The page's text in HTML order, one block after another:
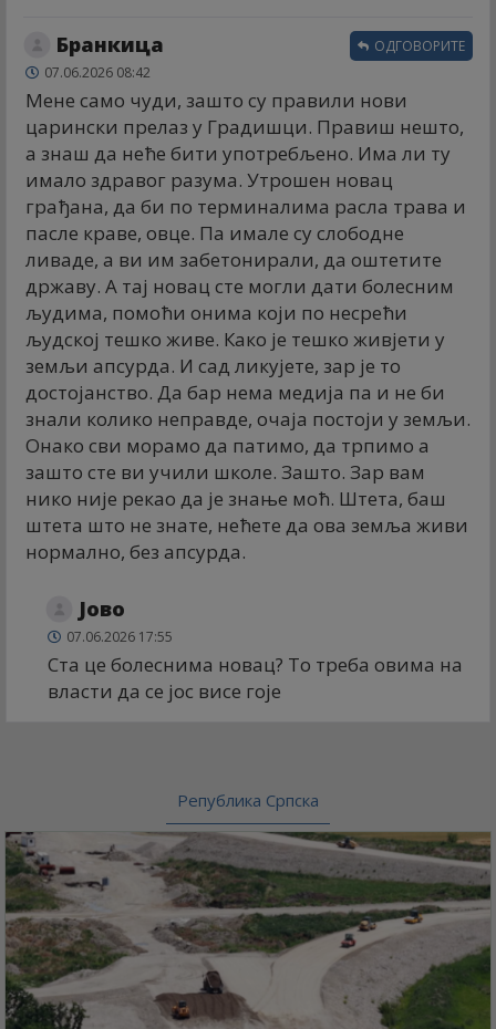
Бранкица
07.06.2026 08:42
Мене само чуди, зашто су правили нови
царински прелаз у Градишци. Правиш нешто,
а знаш да неће бити употребљено. Има ли ту
имало здравог разума. Утрошен новац
грађана, да би по терминалима расла трава и
пасле краве, овце. Па имале су слободне
ливаде, а ви им забетонирали, да оштетите
државу. А тај новац сте могли дати болесним
људима, помоћи онима који по несрећи
људској тешко живе. Како је тешко живјети у
земљи апсурда. И сад ликујете, зар је то
достојанство. Да бар нема медија па и не би
знали колико неправде, очаја постоји у земљи.
Онако сви морамо да патимо, да трпимо а
зашто сте ви учили школе. Зашто. Зар вам
нико није рекао да је знање моћ. Штета, баш
штета што не знате, нећете да ова земља живи
нормално, без апсурда.
ОДГОВОРИТЕ
Јово
07.06.2026 17:55
Ста це болеснима новац? То треба овима на
власти да се јос висе гоје
Република Српска